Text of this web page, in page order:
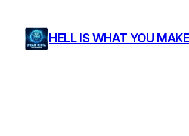
HELL IS WHAT YOU